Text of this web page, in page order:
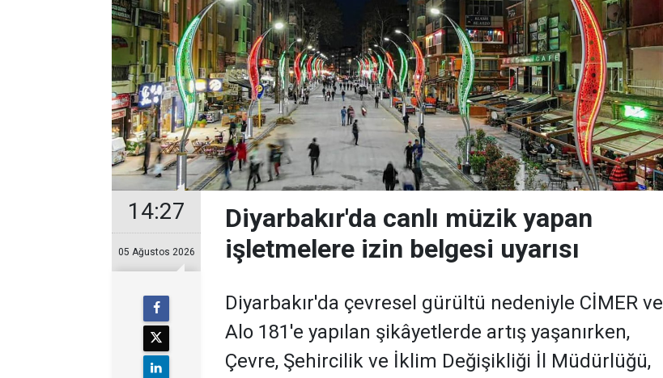
14:27
05 Ağustos 2026
Diyarbakır'da canlı müzik yapan
işletmelere izin belgesi uyarısı
Diyarbakır'da çevresel gürültü nedeniyle CİMER ve
Alo 181'e yapılan şikâyetlerde artış yaşanırken,
Çevre, Şehircilik ve İklim Değişikliği İl Müdürlüğü,